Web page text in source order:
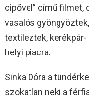
cipővel” című filmet,
vasalós
textileztek,
helyi piacra.
Sinka Dóra a
szokatlan neki a